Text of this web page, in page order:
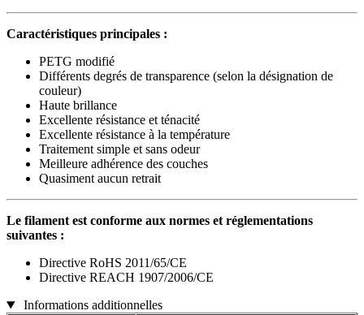
Caractéristiques principales :
PETG modifié
Différents degrés de transparence (selon la désignation de
couleur)
Haute brillance
Excellente résistance et ténacité
Excellente résistance à la température
Traitement simple et sans odeur
Meilleure adhérence des couches
Quasiment aucun retrait
Le filament est conforme aux normes et réglementations
suivantes :
Directive RoHS 2011/65/CE
Directive REACH 1907/2006/CE
Informations additionnelles